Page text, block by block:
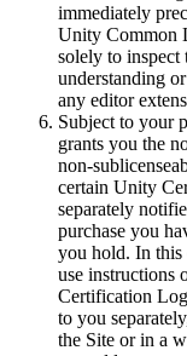
immediately
Unity Common
solely to
understanding
any editor
Subject to your
grants you the
non-
certain Unity
separately
purchase you
you hold. In
use instructions
Certification
to you
the Site or in a